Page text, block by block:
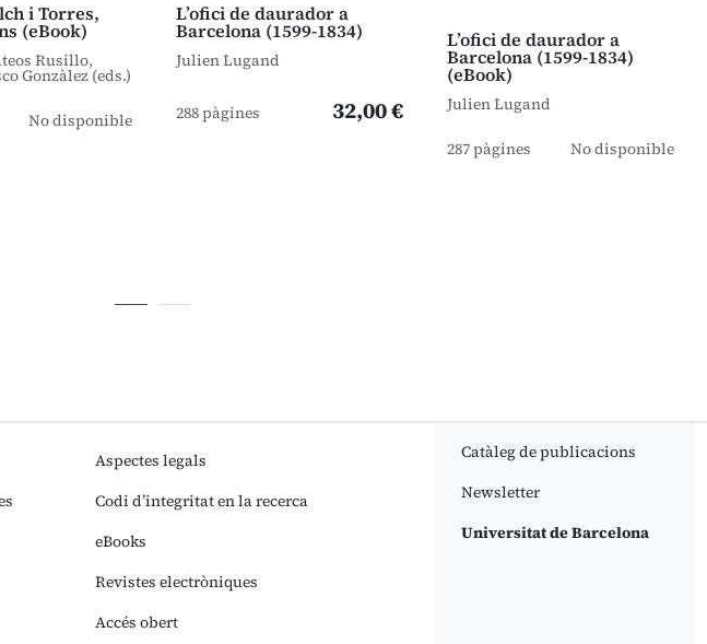
i Torres,
(eBook)
Rusillo,
Gonzàlez (eds.)
No disponible
L’ofici de daurador a
Barcelona (1599-1834)
Julien Lugand
288 pàgines 32,00 €
L’ofici de daurador a
Barcelona (1599-1834)
(eBook)
Julien Lugand
287 pàgines No disponible
Aspectes legals
Codi d’integritat en la recerca
eBooks
Revistes electròniques
Accés obert
Catàleg de publicacions
Newsletter
Universitat de Barcelona